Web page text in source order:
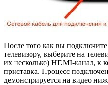
После того как вы
телевизору, выберите на
их несколько) HDMI-канал, к
приставка. Процесс
демонстрируется на видео